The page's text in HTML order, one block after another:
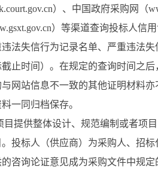
）、中国政府采购网
）等渠道查询投标人
法失信行为记录名单、严重违法
截止时间）。在规定的查询时间之
与网站信息不一致的其他证明材料
一同归档保存。
目提供整体设计、规范编制或者项
投标人（供应商）为采购人、招
咨询论证意见成为采购文件中规